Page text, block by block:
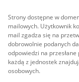
Strony dostępne w
mailowych. Użytkownik
mail zgadza się na
dobrowolnie podanych
odpowiedzi na
każdą z jednostek
osobowych.